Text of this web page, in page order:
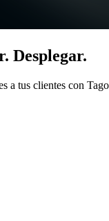
Desplegar.
a tus clientes con